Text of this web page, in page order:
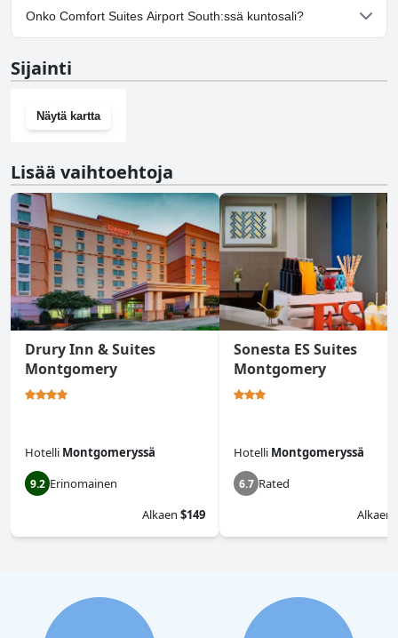
Kyllä, Comfort Suites Airport South tarjoaa
pysäköintimahdollisuuden.
Onko Comfort Suites Airport South:ssä kuntosali?
Sijainti
Näytä kartta
Lisää vaihtoehtoja
Drury Inn & Suites
Montgomery
Hotelli Montgomeryssä
9.2 Erinomainen
Alkaen $149
Sonesta ES Suites
Montgomery
Hotelli Montgomeryssä
6.7 Rated
Alkaen